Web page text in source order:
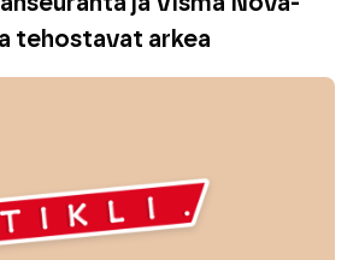
tehostavat arkea